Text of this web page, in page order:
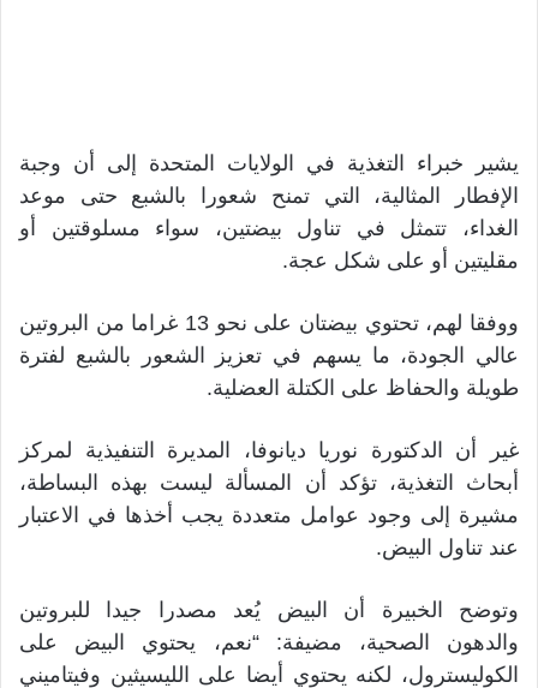
يشير خبراء التغذية في الولايات المتحدة إلى أن وجبة
الإفطار المثالية، التي تمنح شعورا بالشبع حتى موعد
الغداء، تتمثل في تناول بيضتين، سواء مسلوقتين أو
مقليتين أو على شكل عجة.
ووفقا لهم، تحتوي بيضتان على نحو 13 غراما من البروتين
عالي الجودة، ما يسهم في تعزيز الشعور بالشبع لفترة
طويلة والحفاظ على الكتلة العضلية.
غير أن الدكتورة نوريا ديانوفا، المديرة التنفيذية لمركز
أبحاث التغذية، تؤكد أن المسألة ليست بهذه البساطة،
مشيرة إلى وجود عوامل متعددة يجب أخذها في الاعتبار
عند تناول البيض.
وتوضح الخبيرة أن البيض يُعد مصدرا جيدا للبروتين
والدهون الصحية، مضيفة: “نعم، يحتوي البيض على
الكوليسترول، لكنه يحتوي أيضا على الليسيثين وفيتاميني